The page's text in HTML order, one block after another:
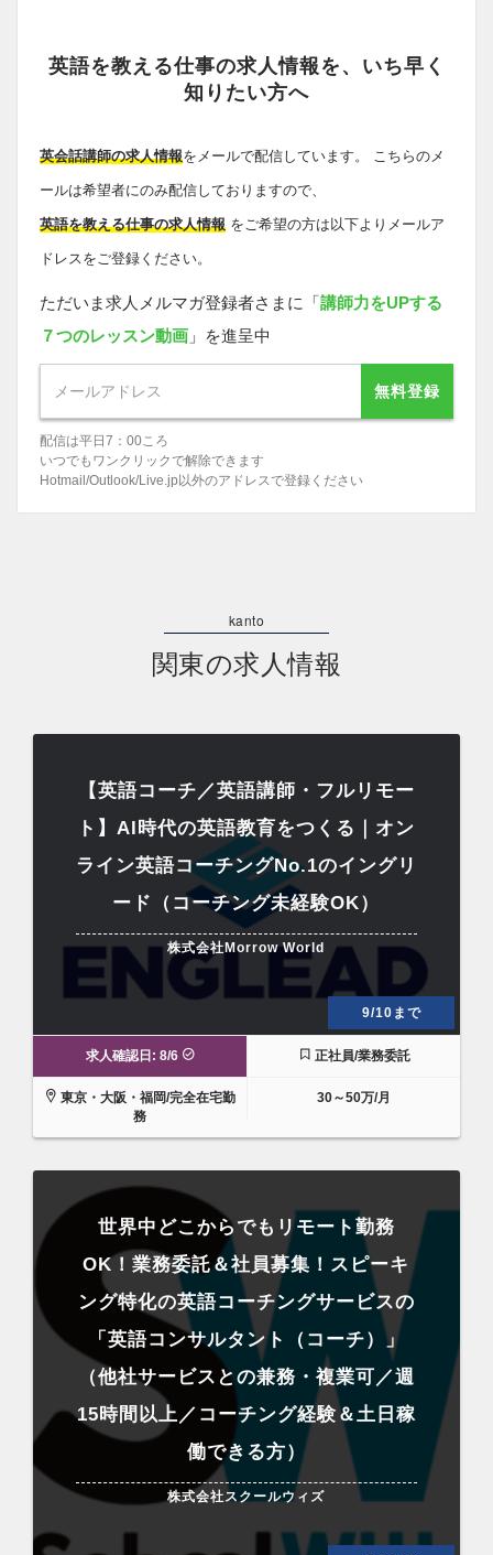
英語を教える仕事の求人情報を、いち早く
知りたい方へ
英会話講師の求人情報をメールで配信しています。 こちらのメ
ールは希望者にのみ配信しておりますので、
英語を教える仕事の求人情報 をご希望の方は以下よりメールア
ドレスをご登録ください。
ただいま求人メルマガ登録者さまに「講師力をUPする
７つのレッスン動画 」を進呈中
無料登録
配信は平日7：00ころ
いつでもワンクリックで解除できます
Hotmail/Outlook/Live.jp以外のアドレスで登録ください
関東の求人情報
【英語コーチ／英語講師・フルリモー
ト】AI時代の英語教育をつくる｜オン
ライン英語コーチングNo.1のイングリ
ード（コーチング未経験OK）
株式会社Morrow World
9/10まで
求人確認日: 8/6 正社員/業務委託
東京・大阪・福岡/完全在宅勤
務
30～50万/月
世界中どこからでもリモート勤務
OK！業務委託＆社員募集！スピーキ
ング特化の英語コーチングサービスの
「英語コンサルタント（コーチ）」
（他社サービスとの兼務・複業可／週
15時間以上／コーチング経験＆土日稼
働できる方）
株式会社スクールウィズ